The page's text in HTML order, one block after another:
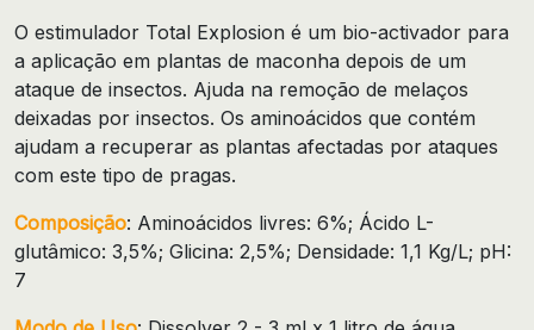
O estimulador Total Explosion é um bio-activador para
a aplicação em plantas de maconha depois de um
ataque de insectos. Ajuda na remoção de melaços
deixadas por insectos. Os aminoácidos que contém
ajudam a recuperar as plantas afectadas por ataques
com este tipo de pragas.
Composição: Aminoácidos livres: 6%; Ácido L-
glutâmico: 3,5%; Glicina: 2,5%; Densidade: 1,1 Kg/L; pH:
7